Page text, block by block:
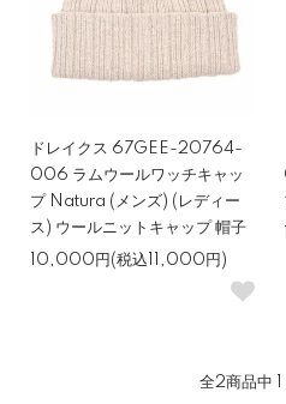
ドレイクス 67GEE-20764-
006 ラムウールワッチキャッ
プ Natura (メンズ) (レディー
ス) ウールニットキャップ 帽子
10,000円(税込11,000円)
全2商品中